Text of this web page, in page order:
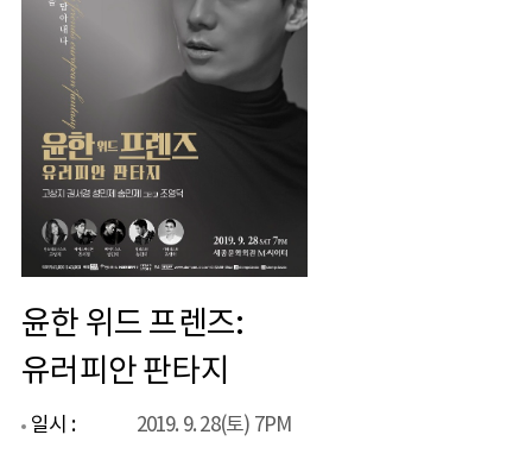
윤한 위드 프렌즈:
유러피안 판타지
일시 :
2019. 9. 28(토) 7PM